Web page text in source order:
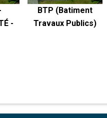
-
BTP (Batiment
Travaux Publics)